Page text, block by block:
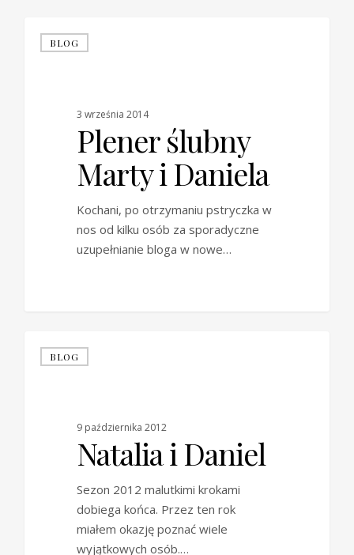
BLOG
3 września 2014
Plener ślubny
Marty i Daniela
Kochani, po otrzymaniu pstryczka w
nos od kilku osób za sporadyczne
uzupełnianie bloga w nowe…
BLOG
9 października 2012
Natalia i Daniel
Sezon 2012 malutkimi krokami
dobiega końca. Przez ten rok
miałem okazję poznać wiele
wyjątkowych osób.…